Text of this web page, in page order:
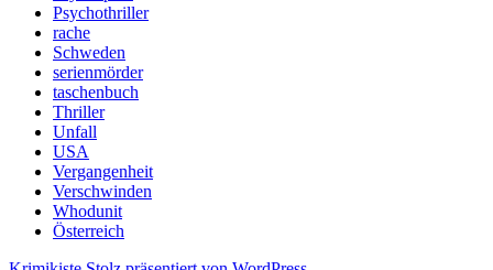
Psychothriller
rache
Schweden
serienmörder
taschenbuch
Thriller
Unfall
USA
Vergangenheit
Verschwinden
Whodunit
Österreich